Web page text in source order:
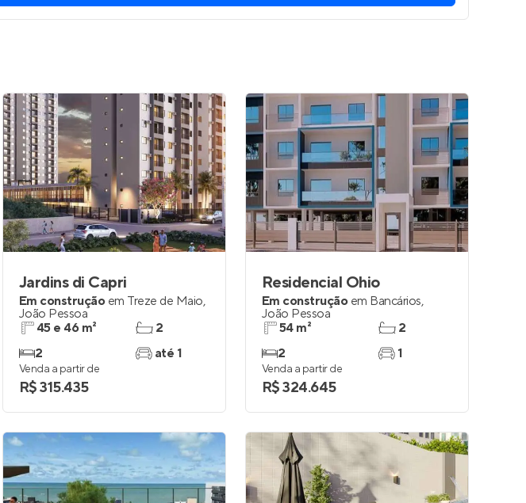
Jardins di Capri
Em construção em Treze de Maio,
João Pessoa
45 e 46 m²
2
2
até 1
Venda a partir de
R$ 315.435
Residencial Ohio
Em construção em Bancários,
João Pessoa
54 m²
2
2
1
Venda a partir de
R$ 324.645